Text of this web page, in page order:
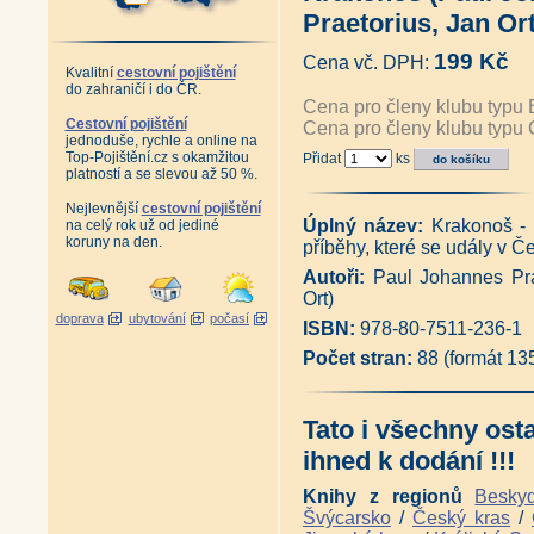
Kvalitní cestovní pojištění
do zahraničí i do ČR.
Cestovní pojištění
jednoduše, rychle a online na
Top-Pojištění.cz s okamžitou
platností a se slevou až 50 %.
Nejlevnější cestovní pojištění
na celý rok už od jediné
koruny na den.
doprava ubytování počasí
František Kaván - Život a
Kryštof Gendorf (Jiří Louda,
Upomínkové sklo a porcelán
Grauparova mapa
Poklady Krkonošského
Poklady Krkonošského
Antikvariát - Rozčilené cesty
Zašlá chuť morušek -
Antikvariát - Zašlá chuť
Horská železnice Liberec -
Počátky lokální železniční
Ozvěny krkonošské minulosti
Vrchlabí - Můj domov
Důl Kovárna v obrazech -
Znamení hledačů - Po
Krkonošský kras (Radko
Krkonoše - Cestou necestou
Krkonošské letokruhy - 2
Hrobům v dáli - Otisk 1.
Hrobům v dáli - Otisk 1.
Hrobům v dáli - Otisk 1.
Krkonoše za císaře pána
Cesty Vlachů - Mysterium
Po stopách Sarajeva 1914
Praetorius, Jan
Cena vč. DPH: 199 Kč
Cena pro členy klubu typu
Cena pro členy klubu typu
Přidat ks
Úplný název: Krakonoš
příběhy, které se udály v
Autoři: Paul Johannes
Ort)
ISBN: 978-80-7511-236-1
Počet stran: 88 (formát
Tato i všechny
ihned k dodání !!!
Knihy z regionů
Švýcarsko / Český kras /